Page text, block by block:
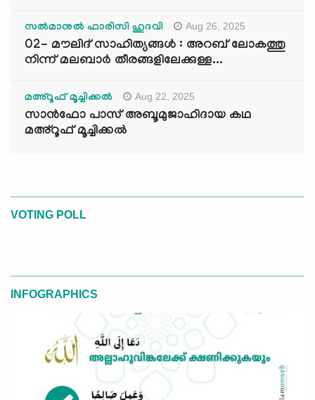
സൽമാനുൽ ഫാരിസി ഹുദവി Aug 26, 2025
02- മൗലിദ് സാഹിത്യങ്ങൾ : അറബ് ലോകത്തു
നിന്ന് മലബാർ തീരങ്ങളിലേക്കുള്ള...
മഅ്റൂഫ് മൂച്ചിക്കല്‍ Aug 22, 2025
സാൻഫോ പാസ് അബൂമുജാഹിദായ കഥ
മഅ്റൂഫ് മൂച്ചിക്കല്‍
VOTING POLL
INFOGRAPHICS